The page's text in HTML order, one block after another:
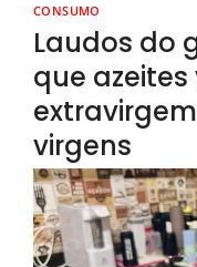
CONSUMO
Laudos do
que
virgens